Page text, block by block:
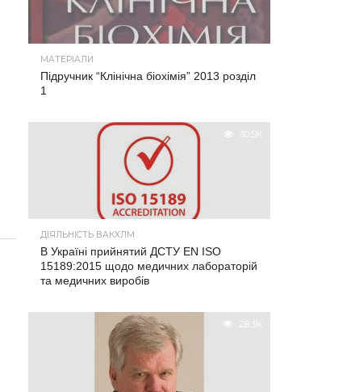
МАТЕРІАЛИ
Підручник “Клінічна біохімія” 2013 розділ
1
30.5K
ДІЯЛЬНІСТЬ ВАКХЛМ
В Україні прийнятий ДСТУ EN ISO
15189:2015 щодо медичних лабораторій
та медичних виробів
28.3K